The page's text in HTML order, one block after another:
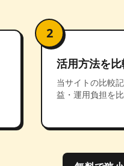
2
活用方法を
当サイトの比較
益・運用負担を